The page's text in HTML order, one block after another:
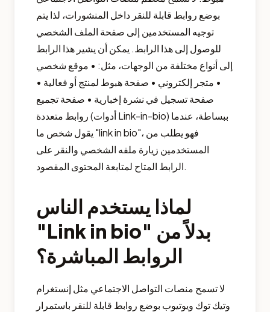
بوضع روابط قابلة للنقر داخل المنشورات، لذا يتم
توجيه المستخدمين إلى صفحة الملف الشخصي
للوصول إلى هذا الرابط. يمكن أن يشير هذا الرابط
إلى أنواع مختلفة من الوجهات، مثل: • موقع شخصي
• متجر إلكتروني • صفحة هبوط لمنتج أو فعالية •
صفحة تسجيل في نشرة إخبارية • صفحة تجميع
روابط متعددة (أدوات Link-in-bio) ببساطة، عندما
يقول شخص ما "link in bio"، فهو يطلب من
المستخدمين زيارة ملفه الشخصي والنقر على
الرابط المتاح لمتابعة المحتوى المقصود.
لماذا يستخدم الناس
"Link in bio" بدلاً من
الروابط المباشرة؟
لا تسمح منصات التواصل الاجتماعي مثل إنستغرام
وتيك توك ويوتيوب بوضع روابط قابلة للنقر باستمرار